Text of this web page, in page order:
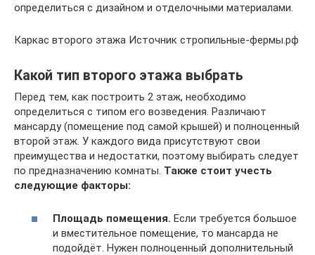
определиться с дизайном и отделочными материалами.
Каркас второго этажа Источник стропильные-фермы.рф
Какой тип второго этажа выбрать
Перед тем, как построить 2 этаж, необходимо
определиться с типом его возведения. Различают
мансарду (помещение под самой крышей) и полноценный
второй этаж. У каждого вида присутствуют свои
преимущества и недостатки, поэтому выбирать следует
по предназначению комнаты. Также стоит учесть
следующие факторы:
Площадь помещения. Если требуется большое
и вместительное помещение, то мансарда не
подойдёт. Нужен полноценный дополнительный